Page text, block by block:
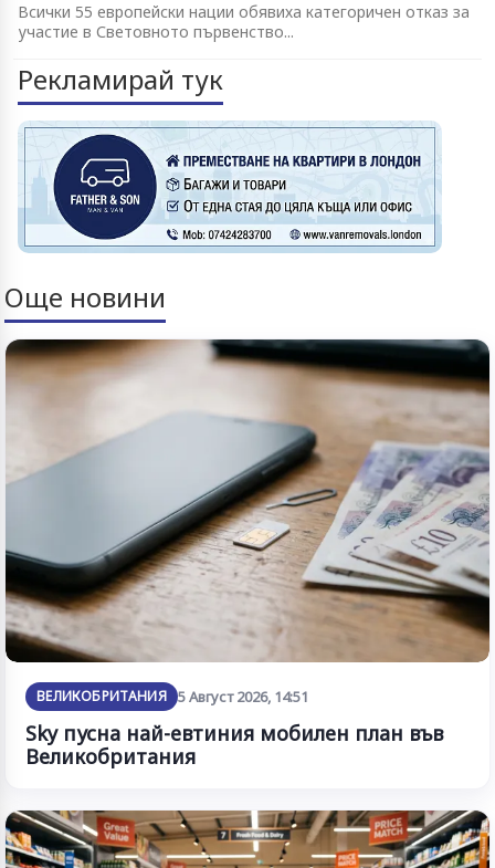
Всички 55 европейски нации обявиха категоричен отказ за
участие в Световното първенство...
Рекламирай тук
Още новини
ВЕЛИКОБРИТАНИЯ 5 Август 2026, 14:51
Sky пусна най-евтиния мобилен план във
Великобритания